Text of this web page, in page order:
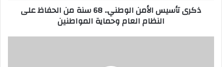
ذكرى تأسيس الأمن الوطني.. 68 سنة من الحفاظ على
النظام العام وحماية المواطنين